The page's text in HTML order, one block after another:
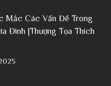
Mắc Các Vấn Đề Trong
Đình |Thượng Tọa Thích